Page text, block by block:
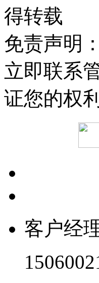
得转载
免责声明
立即联系
证您的权利
客户经